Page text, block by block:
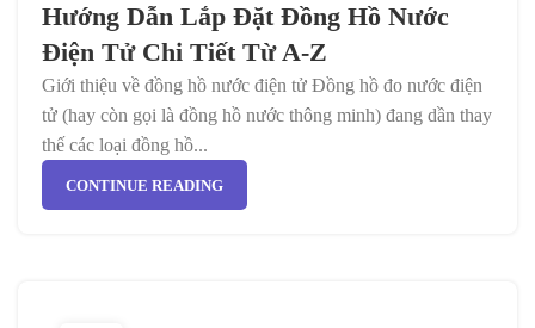
Hướng Dẫn Lắp Đặt Đồng Hồ Nước
Điện Tử Chi Tiết Từ A-Z
Giới thiệu về đồng hồ nước điện tử Đồng hồ đo nước điện
tử (hay còn gọi là đồng hồ nước thông minh) đang dần thay
thế các loại đồng hồ...
CONTINUE READING